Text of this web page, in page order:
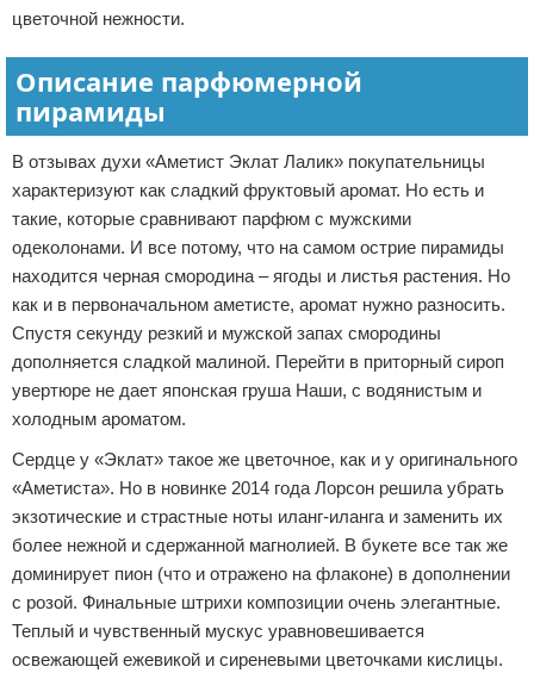
цветочной нежности.
Описание парфюмерной
пирамиды
В отзывах духи «Аметист Эклат Лалик» покупательницы
характеризуют как сладкий фруктовый аромат. Но есть и
такие, которые сравнивают парфюм с мужскими
одеколонами. И все потому, что на самом острие пирамиды
находится черная смородина – ягоды и листья растения. Но
как и в первоначальном аметисте, аромат нужно разносить.
Спустя секунду резкий и мужской запах смородины
дополняется сладкой малиной. Перейти в приторный сироп
увертюре не дает японская груша Наши, с водянистым и
холодным ароматом.
Сердце у «Эклат» такое же цветочное, как и у оригинального
«Аметиста». Но в новинке 2014 года Лорсон решила убрать
экзотические и страстные ноты иланг-иланга и заменить их
более нежной и сдержанной магнолией. В букете все так же
доминирует пион (что и отражено на флаконе) в дополнении
с розой. Финальные штрихи композиции очень элегантные.
Теплый и чувственный мускус уравновешивается
освежающей ежевикой и сиреневыми цветочками кислицы.